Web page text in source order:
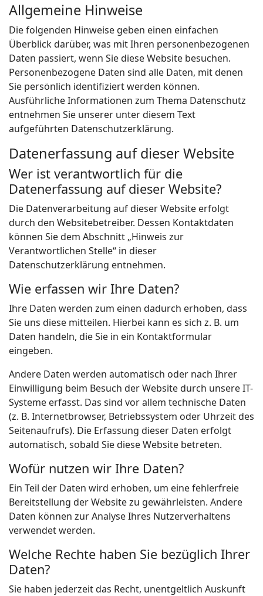
Allgemeine Hinweise
Die folgenden Hinweise geben einen einfachen
Überblick darüber, was mit Ihren personenbezogenen
Daten passiert, wenn Sie diese Website besuchen.
Personenbezogene Daten sind alle Daten, mit denen
Sie persönlich identifiziert werden können.
Ausführliche Informationen zum Thema Datenschutz
entnehmen Sie unserer unter diesem Text
aufgeführten Datenschutzerklärung.
Datenerfassung auf dieser Website
Wer ist verantwortlich für die
Datenerfassung auf dieser Website?
Die Datenverarbeitung auf dieser Website erfolgt
durch den Websitebetreiber. Dessen Kontaktdaten
können Sie dem Abschnitt „Hinweis zur
Verantwortlichen Stelle“ in dieser
Datenschutzerklärung entnehmen.
Wie erfassen wir Ihre Daten?
Ihre Daten werden zum einen dadurch erhoben, dass
Sie uns diese mitteilen. Hierbei kann es sich z. B. um
Daten handeln, die Sie in ein Kontaktformular
eingeben.
Andere Daten werden automatisch oder nach Ihrer
Einwilligung beim Besuch der Website durch unsere IT-
Systeme erfasst. Das sind vor allem technische Daten
(z. B. Internetbrowser, Betriebssystem oder Uhrzeit des
Seitenaufrufs). Die Erfassung dieser Daten erfolgt
automatisch, sobald Sie diese Website betreten.
Wofür nutzen wir Ihre Daten?
Ein Teil der Daten wird erhoben, um eine fehlerfreie
Bereitstellung der Website zu gewährleisten. Andere
Daten können zur Analyse Ihres Nutzerverhaltens
verwendet werden.
Welche Rechte haben Sie bezüglich Ihrer
Daten?
Sie haben jederzeit das Recht, unentgeltlich Auskunft